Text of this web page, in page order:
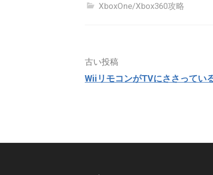
XboxOne/Xbox360攻略
投
稿
ナ
古い投稿
WiiリモコンがTVにささってい